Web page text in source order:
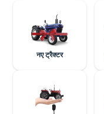
नए ट्रैक्टर